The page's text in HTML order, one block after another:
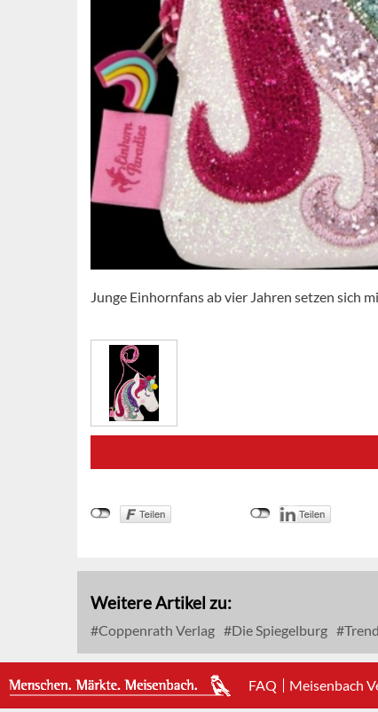
Junge Einhornfans ab vier Jahren setzen sich
Weitere Artikel zu:
Coppenrath Verlag Die Spiegelburg
FAQ Meisenbach